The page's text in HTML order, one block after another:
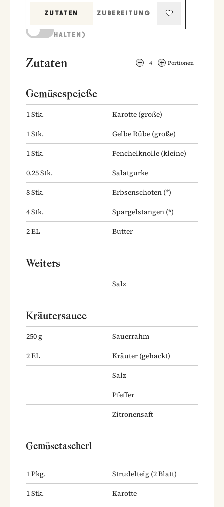
ZUTATEN
ZUBEREITUNG
HALTEN)
Zutaten 4 Portionen
Gemüsespeieße
1Stk. Karotte (große)
1Stk. Gelbe Rübe (große)
1Stk. Fenchelknolle (kleine)
0.25Stk.
Salatgurke
8Stk. Erbsenschoten (*)
4Stk. Spargelstangen (*)
2EL Butter
Weiters
Salz
Kräutersauce
250g
Sauerrahm
2EL Kräuter (gehackt)
Salz
Pfeffer
Zitronensaft
Gemüsetascherl
1Pkg. Strudelteig (2 Blatt)
1Stk.
Karotte